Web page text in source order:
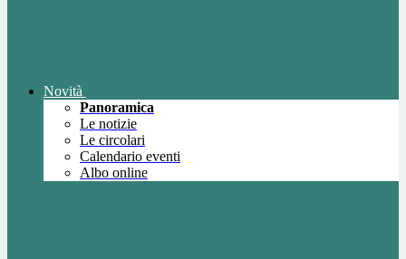
Novità
Panoramica
Le notizie
Le circolari
Calendario eventi
Albo online